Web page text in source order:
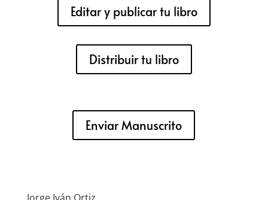
Editar y publicar tu libro
Distribuir tu libro
Enviar Manuscrito